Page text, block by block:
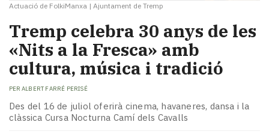
Actuació de FolkiManxa | Ajuntament de Tremp
Tremp celebra 30 anys de les
«Nits a la Fresca» amb
cultura, música i tradició
PER ALBERT FARRÉ PERISÉ
Des del 16 de juliol oferirà cinema, havaneres, dansa i la
clàssica Cursa Nocturna Camí dels Cavalls